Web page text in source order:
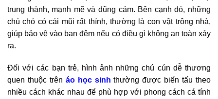
trung thành, mạnh mẽ và dũng cảm. Bên cạnh đó, những
chú chó có cái mũi rất thính, thường là con vật trông nhà,
giúp bảo vệ vào ban đêm nếu có điều gì không an toàn xảy
ra.
Đối với các bạn trẻ, hình ảnh những chú cún dễ thương
quen thuộc trên áo học sinh thường được biến tấu theo
nhiều cách khác nhau để phù hợp với phong cách cá tính